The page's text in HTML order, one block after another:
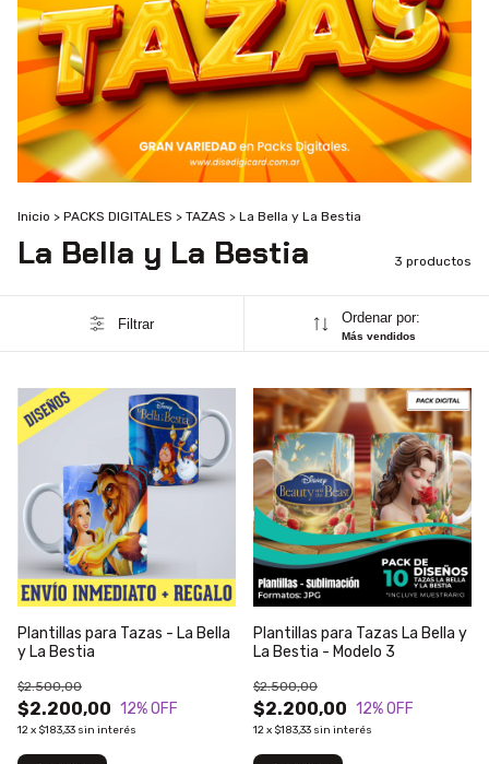
Inicio > PACKS DIGITALES > TAZAS > La Bella y La Bestia
La Bella y La Bestia 3 productos
Filtrar Ordenar por:
Más vendidos
Plantillas para Tazas - La Bella
y La Bestia
$2.200,00
$2.500,00
12% OFF
12x $183,33 sin interés
Plantillas para Tazas La Bella y
La Bestia - Modelo 3
$2.200,00
$2.500,00
12% OFF
12x $183,33 sin interés